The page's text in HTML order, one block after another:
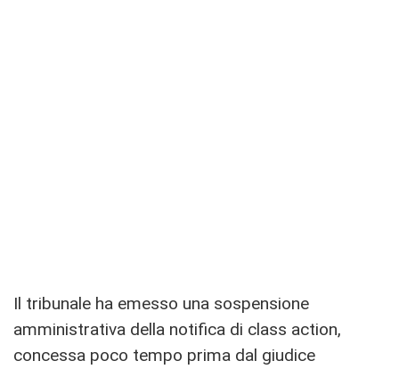
Il tribunale ha emesso una sospensione
amministrativa della notifica di class action,
concessa poco tempo prima dal giudice